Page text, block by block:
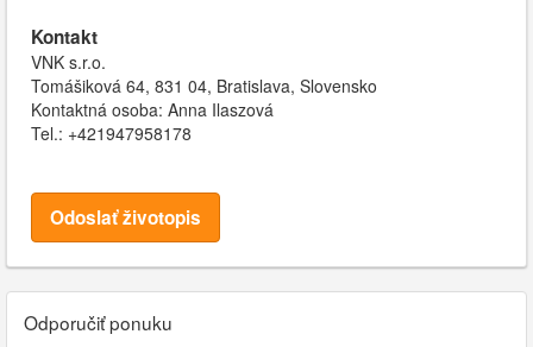
Kontakt
VNK s.r.o.
Tomášiková 64, 831 04, Bratislava, Slovensko
Kontaktná osoba: Anna Ilaszová
Tel.: +421947958178
Odoslať životopis
Odporučiť ponuku